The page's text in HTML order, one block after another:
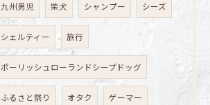
九州男児 柴犬 シャンプー シーズ
シェルティー 旅行
ポーリッシュローランドシープドッグ
ふるさと祭り オタク ゲーマー